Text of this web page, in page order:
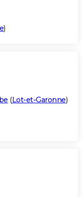
)
(Lot-et-Garonne)